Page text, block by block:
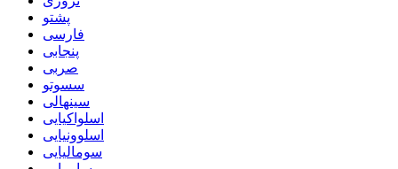
پشتو
فارسی
پنجابی
صربی
سسوتو
سینهالی
اسلواکیایی
اسلوونیایی
سومالیایی